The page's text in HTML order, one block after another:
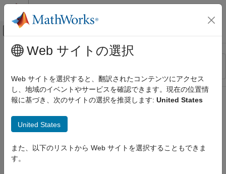
コンテンツへスキップ
オフキャンバス ナビゲーション メ
リソース
ステータス
メインコンテンツ
Web サイトの選択
Web サイトを選択すると、翻訳されたコンテンツにアクセス
し、地域のイベントやサービスを確認できます。現在の位置情
報に基づき、次のサイトの選択を推奨します: United States
United States
また、以下のリストから Web サイトを選択することもできま
す。